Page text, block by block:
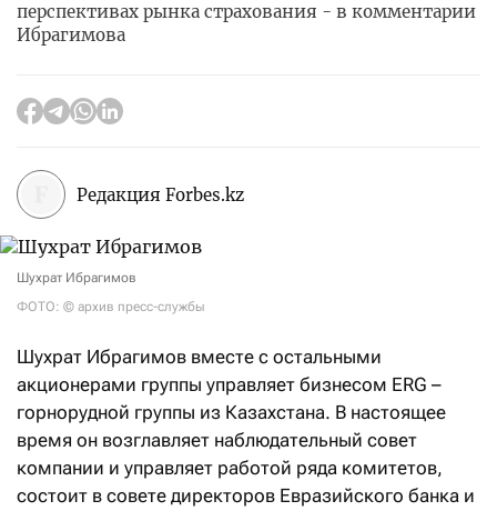
перспективах рынка страхования - в комментарии
Ибрагимова
Редакция Forbes.kz
Шухрат Ибрагимов
ФОТО: © архив пресс-службы
Шухрат Ибрагимов вместе с остальными
акционерами группы управляет бизнесом ERG –
горнорудной группы из Казахстана. В настоящее
время он возглавляет наблюдательный совет
компании и управляет работой ряда комитетов,
состоит в совете директоров Евразийского банка и